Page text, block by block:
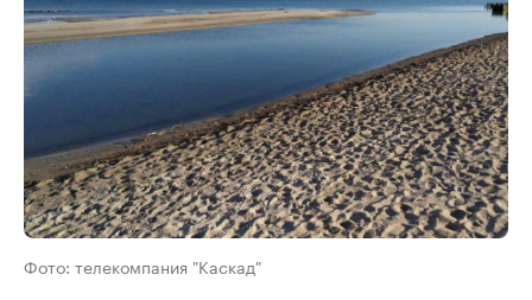
Фото: телекомпания "Каскад"